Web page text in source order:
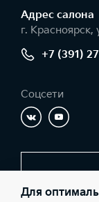
Адрес салонa
г.
+7 (391)
Соцсети
Для